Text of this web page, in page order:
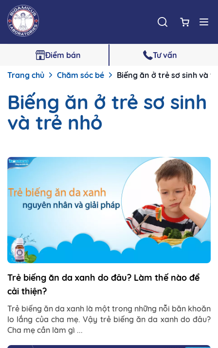
Điểm bán Tư vấn
Trang chủ Chăm sóc bé Biếng ăn ở trẻ sơ sinh và
Biếng ăn ở trẻ sơ sinh
và trẻ nhỏ
Trẻ biếng ăn da xanh do đâu? Làm thế nào để
cải thiện?
Trẻ biếng ăn da xanh là một trong những nỗi băn khoăn
lo lắng của cha mẹ. Vậy trẻ biếng ăn da xanh do đâu?
Cha mẹ cần làm gì ...